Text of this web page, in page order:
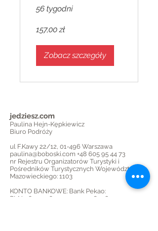
w - jak zacząć?
Kompletny
56 tygodni
157,00 zł
Zobacz szczegóły
jedziesz.com
Paulina Hejn-Kępkiewicz
Biuro Podróży
ul F.Kawy 22/12, 01-496 Warszawa
paulina@boboski.com +48 605 95 44 73
nr Rejestru Organizatorów Turystyki i
Pośredników Turystycznych Województwa
Mazowieckiego: 1103
KONTO BANKOWE: Bank Pekao:
PLN
06 1240 6247 1111
0011 6946 1471